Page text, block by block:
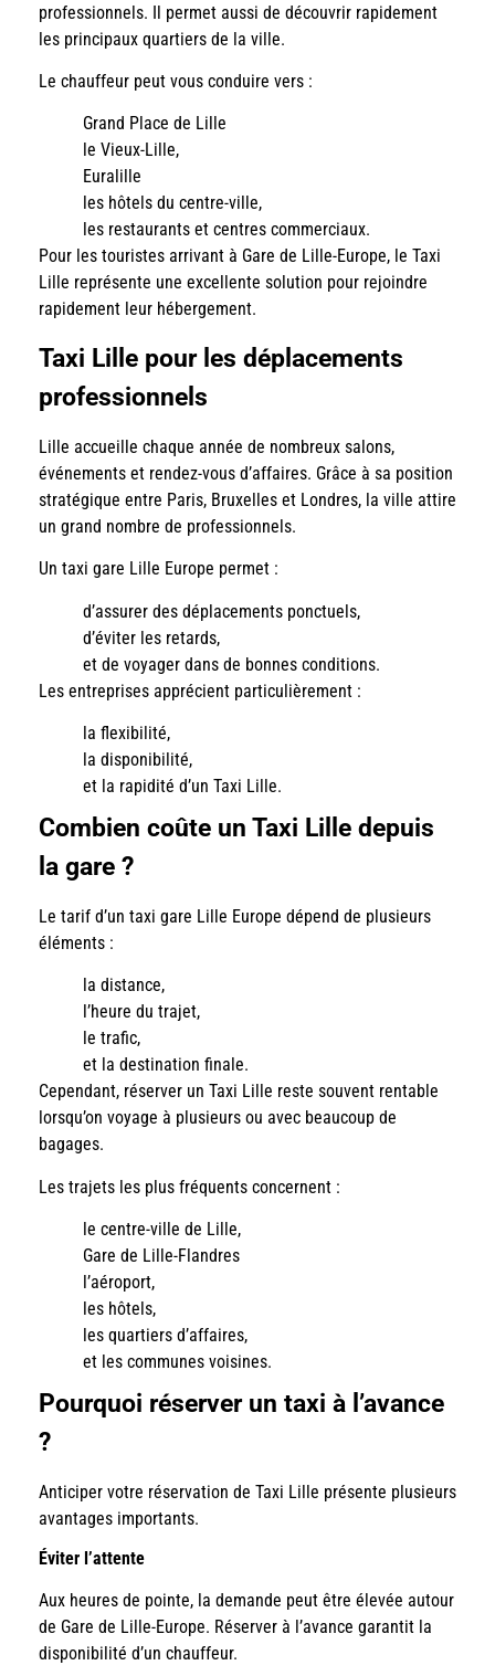
professionnels. Il permet aussi de découvrir rapidement
les principaux quartiers de la ville.
Le chauffeur peut vous conduire vers :
Grand Place de Lille
le Vieux-Lille,
Euralille
les hôtels du centre-ville,
les restaurants et centres commerciaux.
Pour les touristes arrivant à Gare de Lille-Europe, le Taxi
Lille représente une excellente solution pour rejoindre
rapidement leur hébergement.
Taxi Lille pour les déplacements
professionnels
Lille accueille chaque année de nombreux salons,
événements et rendez-vous d’affaires. Grâce à sa position
stratégique entre Paris, Bruxelles et Londres, la ville attire
un grand nombre de professionnels.
Un taxi gare Lille Europe permet :
d’assurer des déplacements ponctuels,
d’éviter les retards,
et de voyager dans de bonnes conditions.
Les entreprises apprécient particulièrement :
la flexibilité,
la disponibilité,
et la rapidité d’un Taxi Lille.
Combien coûte un Taxi Lille depuis
la gare ?
Le tarif d’un taxi gare Lille Europe dépend de plusieurs
éléments :
la distance,
l’heure du trajet,
le trafic,
et la destination finale.
Cependant, réserver un Taxi Lille reste souvent rentable
lorsqu’on voyage à plusieurs ou avec beaucoup de
bagages.
Les trajets les plus fréquents concernent :
le centre-ville de Lille,
Gare de Lille-Flandres
l’aéroport,
les hôtels,
les quartiers d’affaires,
et les communes voisines.
Pourquoi réserver un taxi à l’avance
?
Anticiper votre réservation de Taxi Lille présente plusieurs
avantages importants.
Éviter l’attente
Aux heures de pointe, la demande peut être élevée autour
de Gare de Lille-Europe. Réserver à l’avance garantit la
disponibilité d’un chauffeur.